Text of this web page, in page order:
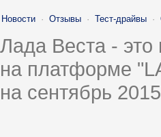
Новости · Отзывы · Тест-драйвы ·
Лада Веста -
на платформе
на сентябрь